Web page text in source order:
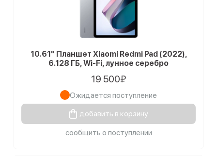
10.61" Планшет Xiaomi Redmi Pad (2022),
6.128 ГБ, Wi-Fi, лунное серебро
19 500₽
Ожидается поступление
добавить в корзину
сообщить о поступлении